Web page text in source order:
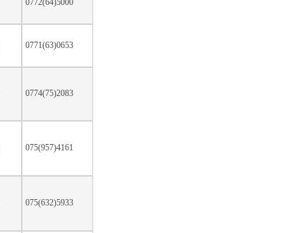
0772(64)5000
0771(63)0653
0774(75)2083
075(957)4161
075(632)5933